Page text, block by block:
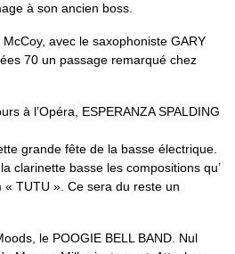
à son ancien boss.
avec le saxophoniste GARY
70 un passage remarqué chez
à l’Opéra, ESPERANZA SPALDING
grande fête de la basse électrique.
clarinette basse les compositions qu’
« TUTU ». Ce sera du reste un
le POOGIE BELL BAND. Nul